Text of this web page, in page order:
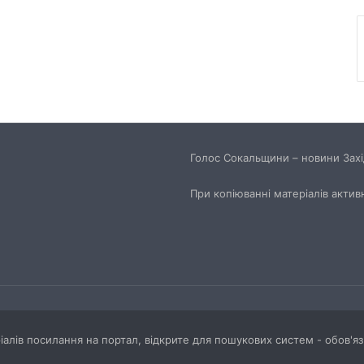
Голос Сокальщини – новини
При копіюванні матеріалів
посилання на портал, відкрите для пошукових систем -